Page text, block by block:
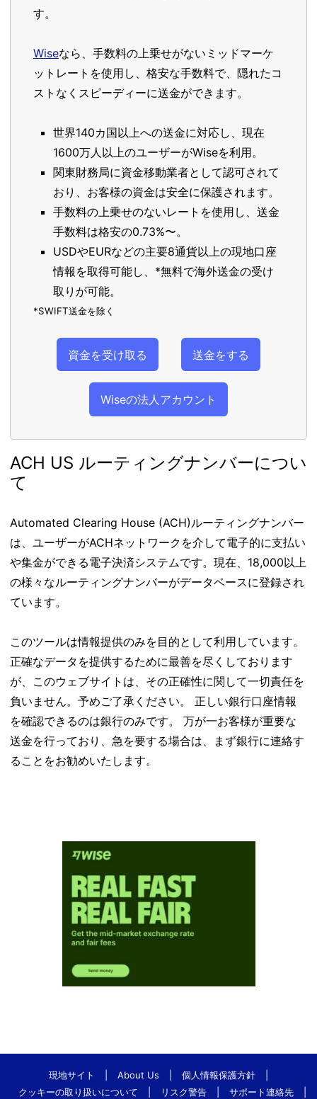
す。
Wiseなら、手数料の上乗せがないミッドマーケ
ットレートを使用し、格安な手数料で、隠れたコ
ストなくスピーディーに送金ができます。
世界140カ国以上への送金に対応し、現在
1600万人以上のユーザーがWiseを利用。
関東財務局に資金移動業者として認可されて
おり、お客様の資金は安全に保護されます。
手数料の上乗せのないレートを使用し、送金
手数料は格安の0.73%〜。
USDやEURなどの主要8通貨以上の現地口座
情報を取得可能し、*無料で海外送金の受け
取りが可能。
*SWIFT送金を除く
資金を受け取る 送金をする
Wiseの法人アカウント
ACH US ルーティングナンバーについ
て
Automated Clearing House (ACH)ルーティングナンバー
は、ユーザーがACHネットワークを介して電子的に支払い
や集金ができる電子決済システムです。現在、18,000以上
の様々なルーティングナンバーがデータベースに登録され
ています。
このツールは情報提供のみを目的として利用しています。
正確なデータを提供するために最善を尽くしております
が、このウェブサイトは、その正確性に関して一切責任を
負いません。予めご了承ください。 正しい銀行口座情報
を確認できるのは銀行のみです。 万が一お客様が重要な
送金を行っており、急を要する場合は、まず銀行に連絡す
ることをお勧めいたします。
現地サイト About Us 個人情報保護方針
クッキーの取り扱いについて
リスク警告 サポート連絡先